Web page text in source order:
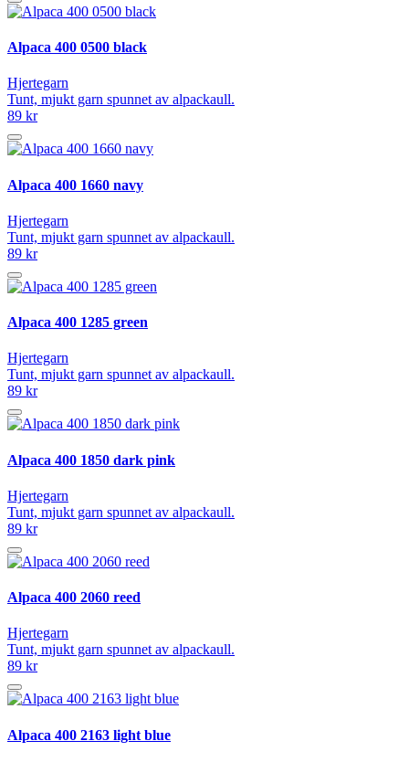
Alpaca 400 0500 black
Hjertegarn
Tunt, mjukt garn spunnet av alpackaull.
89 kr
Alpaca 400 1660 navy
Hjertegarn
Tunt, mjukt garn spunnet av alpackaull.
89 kr
Alpaca 400 1285 green
Hjertegarn
Tunt, mjukt garn spunnet av alpackaull.
89 kr
Alpaca 400 1850 dark pink
Hjertegarn
Tunt, mjukt garn spunnet av alpackaull.
89 kr
Alpaca 400 2060 reed
Hjertegarn
Tunt, mjukt garn spunnet av alpackaull.
89 kr
Alpaca 400 2163 light blue